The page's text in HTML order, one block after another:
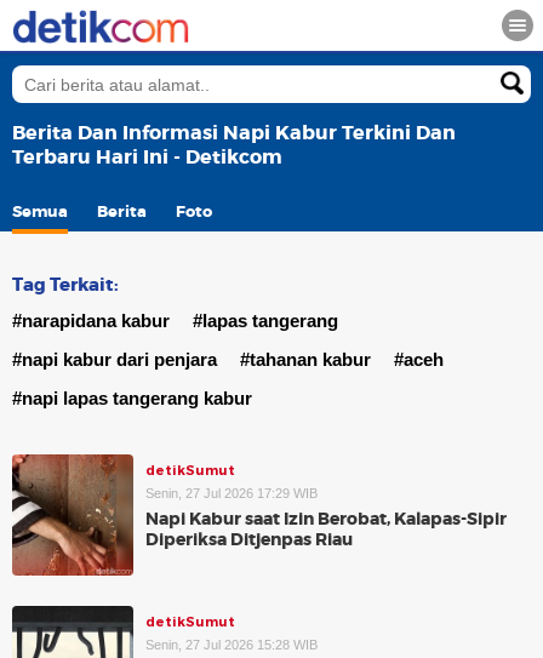
Berita Dan Informasi Napi Kabur Terkini Dan
Terbaru Hari Ini - Detikcom
Semua Berita Foto
Tag Terkait:
#narapidana kabur
#lapas tangerang
#napi kabur dari penjara
#tahanan kabur
#aceh
#napi lapas tangerang kabur
detikSumut
Senin, 27 Jul 2026 17:29 WIB
Napi Kabur saat Izin Berobat, Kalapas-Sipir
Diperiksa Ditjenpas Riau
detikSumut
Senin, 27 Jul 2026 15:28 WIB